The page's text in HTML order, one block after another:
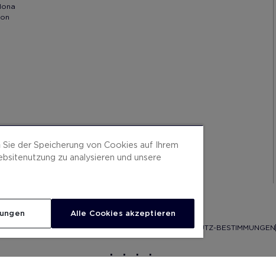
VERTRAGSBEDINGUNGENCOOKIESDATENSCHUTZ-BESTIMMUNGEN
. . . .
der Speicherung von Cookies auf Ihrem
zu analysieren und unsere
Alle Cookies akzeptieren